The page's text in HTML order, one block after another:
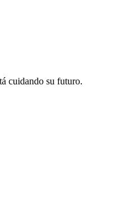
cuidando su futuro.